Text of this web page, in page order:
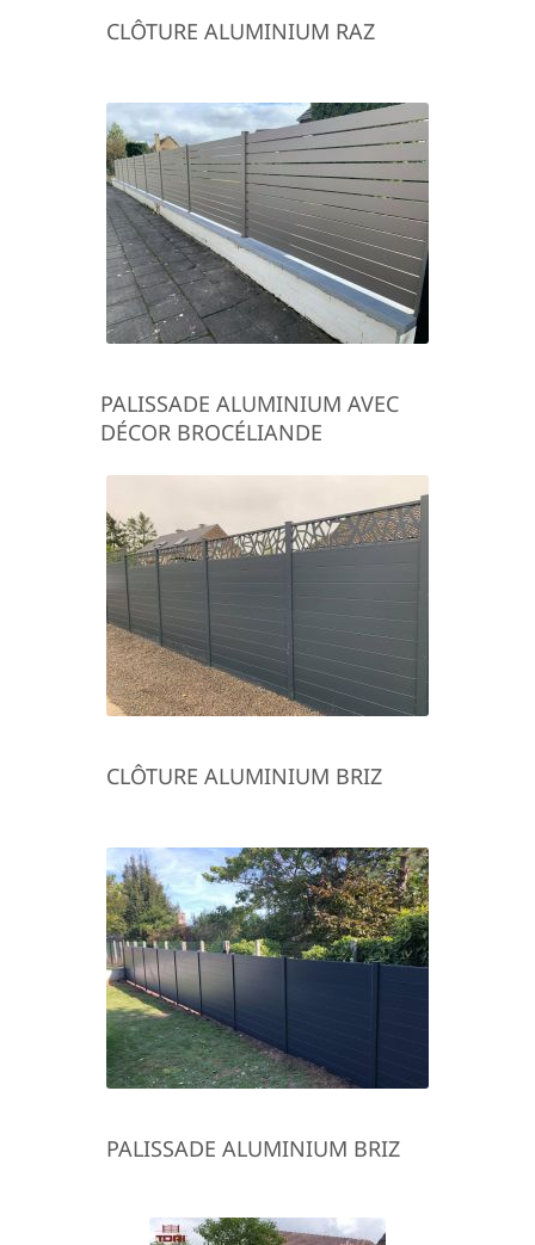
CLÔTURE ALUMINIUM RAZ
PALISSADE ALUMINIUM AVEC
DÉCOR BROCÉLIANDE
CLÔTURE ALUMINIUM BRIZ
PALISSADE ALUMINIUM BRIZ